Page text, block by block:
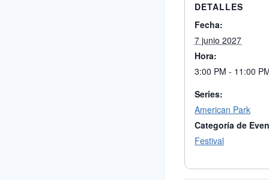
DETALLES
Fecha:
7 junio 2027
Hora:
3:00 PM - 11:00
Series:
American Park
Categoría de
Festival